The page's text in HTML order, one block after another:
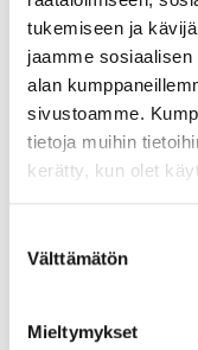
tukemiseen ja
jaamme
alan
sivustoamme.
tietoja muihin
kerätty, kun olet
valinta
Välttämätön
Mieltymykset
Johtava huuto: -
Kaivopihan Pantti
11.8.2026